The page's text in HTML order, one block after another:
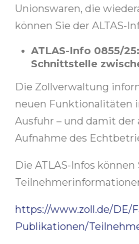
Unionswaren, die
können Sie der ALTAS-
ATLAS-Info 0855/
Schnittstelle
Die Zollverwaltung
neuen Funktionalitäten
Ausfuhr – und damit
Aufnahme des
Die ATLAS-Infos
https://www.zoll.de/DE/
Publikationen/